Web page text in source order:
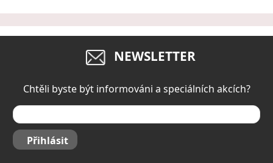
NEWSLETTER
Chtěli byste být informováni a speciálních akcích?
Přihlásit